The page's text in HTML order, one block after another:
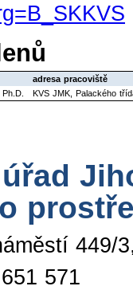
adresa pracoviště
KVS JMK, Palackého
449/
571